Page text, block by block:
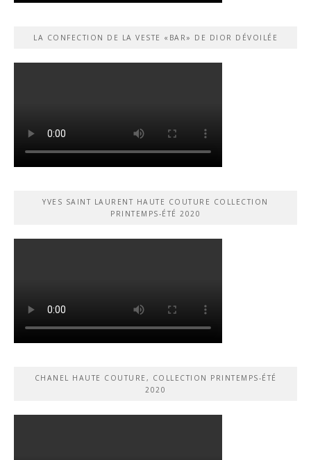
LA CONFECTION DE LA VESTE «BAR» DE DIOR DÉVOILÉE
YVES SAINT LAURENT HAUTE COUTURE COLLECTION
PRINTEMPS-ÉTÉ 2020
CHANEL HAUTE COUTURE, COLLECTION PRINTEMPS-ÉTÉ
2020